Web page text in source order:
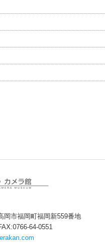
市福岡町福岡新559番地
64-0551